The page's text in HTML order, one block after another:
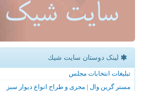
لینک دوستان سایت شیك
تبلیغات انتخابات مجلس
مستر گرین وال | مجری و طراح انواع دیوار سبز